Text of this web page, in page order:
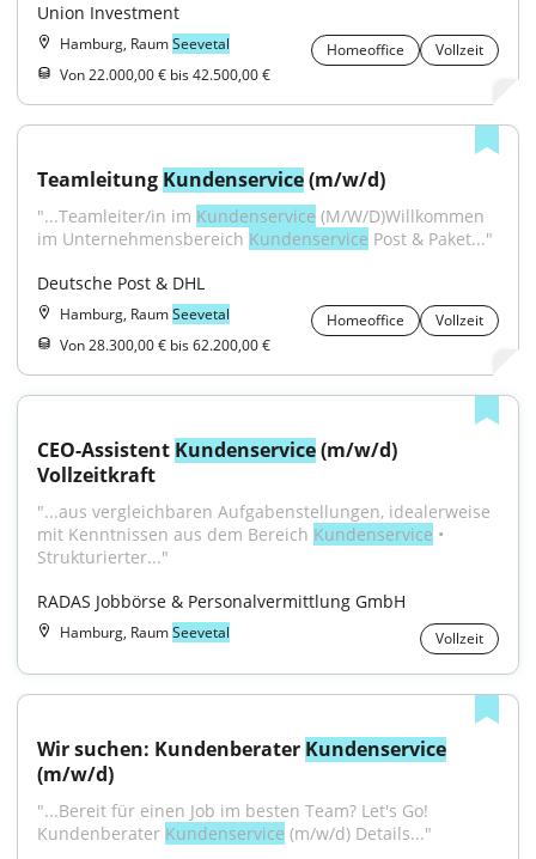
Union Investment
Hamburg, RaumSeevetal Homeoffice
Vollzeit
Von 22.000,00 € bis 42.500,00 €
Teamleitung Kundenservice (m/w/d)
"...Teamleiter/in im Kundenservice (M/W/D)Willkommen
im Unternehmensbereich Kundenservice Post & Paket..."
Deutsche Post & DHL
Hamburg, RaumSeevetal Homeoffice
Vollzeit
Von 28.300,00 € bis 62.200,00 €
CEO-Assistent Kundenservice (m/w/d)
Vollzeitkraft
"...aus vergleichbaren Aufgabenstellungen, idealerweise
mit Kenntnissen aus dem Bereich Kundenservice •
Strukturierter..."
RADAS Jobbörse & Personalvermittlung GmbH
Hamburg, RaumSeevetal Vollzeit
Wir suchen: Kundenberater Kundenservice
(m/w/d)
"...Bereit für einen Job im besten Team? Let's Go!
Kundenberater Kundenservice (m/w/d) Details..."